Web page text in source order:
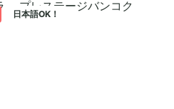
日本語OK！